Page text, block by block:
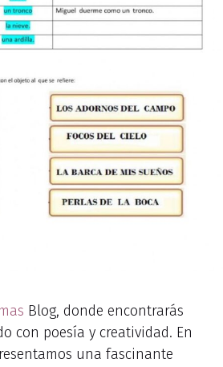
Blog, donde encontrarás
con poesía y creatividad. En
una fascinante